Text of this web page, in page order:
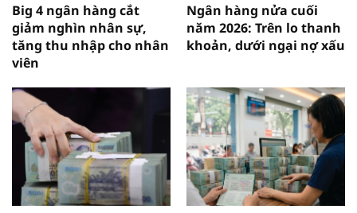
Big 4 ngân hàng cắt
giảm nghìn nhân sự,
tăng thu nhập cho nhân
viên
Ngân hàng nửa cuối
năm 2026: Trên lo thanh
khoản, dưới ngại nợ xấu